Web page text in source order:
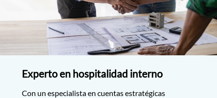
Experto en hospitalidad interno
Con un especialista en cuentas estratégicas